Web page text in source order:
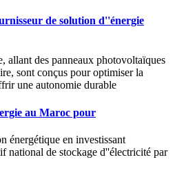
de solution d''énergie
allant des panneaux photovoltaïques
sont conçus pour optimiser la
une autonomie durable
au Maroc pour
énergétique en investissant
national de stockage d''électricité par